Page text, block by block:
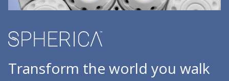
Transform the world you walk